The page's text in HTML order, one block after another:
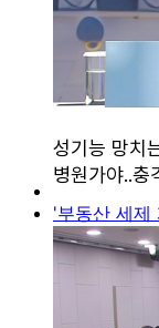
'부동산 세제